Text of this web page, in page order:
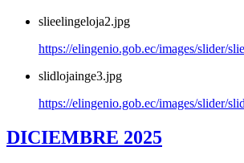
slieelingeloja2.jpg
https://elingenio.gob.ec/images/slider/
slidlojainge3.jpg
https://elingenio.gob.ec/images/slider/
DICIEMBRE 2025